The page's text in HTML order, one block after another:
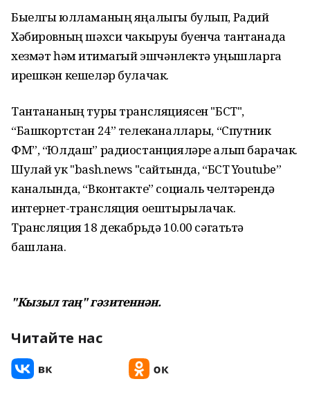
Быелгы юлламаның яңалыгы булып, Радий
Хәбировның шәхси чакыруы буенча тантанада
хезмәт һәм иҗтимагый эшчәнлектә уңышларга
ирешкән кешеләр булачак.
Тантананың туры трансляциясен "БСТ",
“Башкортстан 24” телеканаллары, “Спутник
ФМ”, “Юлдаш” радиостанцияләре алып барачак.
Шулай ук "bash.news "сайтында, “БСТ Youtube”
каналында, “Вконтакте” социаль челтәрендә
интернет-трансляция оештырылачак.
Трансляция 18 декабрьдә 10.00 сәгатьтә
башлана.
"Кызыл таң" гәзитеннән.
Читайте нас